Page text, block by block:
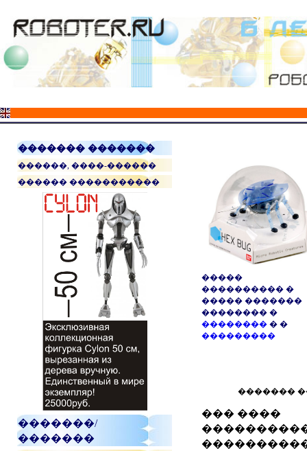
������� �������
������, ����-������
������ �����������
�������/
�������
�����
���������� �
����� �������
�������� �
�������� � �
���������
�������
��� ����